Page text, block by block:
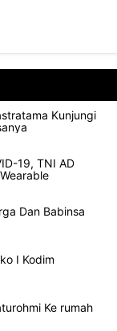
Kunjungi
19, TNI AD
Dan Babinsa
I Kodim
Ke rumah